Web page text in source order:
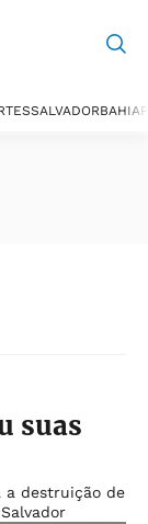
SALVADORBAHIA
suas
a destruição de